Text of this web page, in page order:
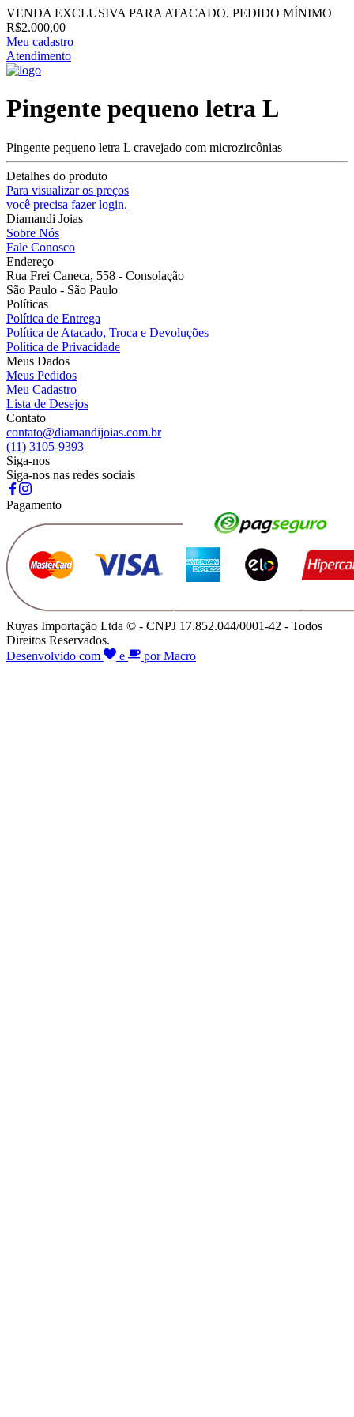
VENDA EXCLUSIVA PARA ATACADO. PEDIDO MÍNIMO
R$2.000,00
Meu cadastro
Atendimento
Pingente pequeno letra L
Pingente pequeno letra L cravejado com microzircônias
Detalhes do produto
Para visualizar os preços
você precisa fazer login.
Diamandi Joias
Sobre Nós
Fale Conosco
Endereço
Rua Frei Caneca, 558 - Consolação
São Paulo - São Paulo
Políticas
Política de Entrega
Política de Atacado, Troca e Devoluções
Política de Privacidade
Meus Dados
Meus Pedidos
Meu Cadastro
Lista de Desejos
Contato
contato@diamandijoias.com.br
(11) 3105-9393
Siga-nos
Siga-nos nas redes sociais
Pagamento
Ruyas Importação Ltda © - CNPJ 17.852.044/0001-42 - Todos
Direitos Reservados.
Desenvolvido com
e por Macro